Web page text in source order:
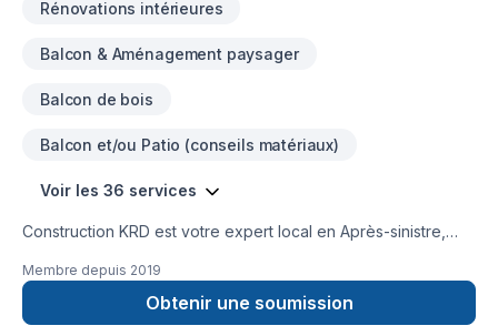
Rénovations intérieures
Balcon & Aménagement paysager
Balcon de bois
Balcon et/ou Patio (conseils matériaux)
Voir les 36 services
Construction KRD est votre expert local en Après-sinistre,
Garage, Gouttières, Gypse, Insonorisation, Isolation mur,
Patio, Plancher, Rénovation générale, Revêtement extérieur,
Salle de bain, Sous-sol dans les secteurs de
Membre depuis 2019
Obtenir une soumission